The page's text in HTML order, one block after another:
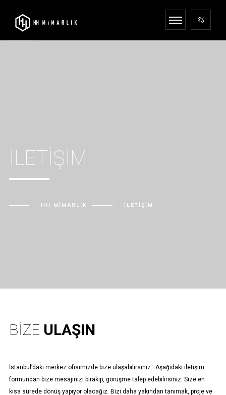
İLETIŞIM
HH MIMARLIK İLETIŞIM
BIZE ULAŞIN
İstanbul’daki merkez ofisimizde bize ulaşabilirsiniz. Aşağıdaki iletişim
formundan bize mesajınızı bırakıp, görüşme talep edebilirsiniz. Size en
kısa sürede dönüş yapıyor olacağız. Bizi daha yakından tanımak, proje ve